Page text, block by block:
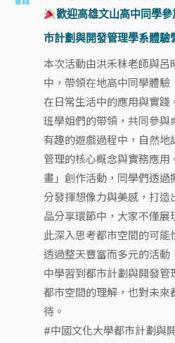
歡迎高雄文山高中同學
市計劃與開發管理學系體驗
本次活動由洪禾秣老師與
中，帶領在地高中同學體驗
在日常生活中的應用與實
班學姐們的帶領，共同參
有趣的遊戲過程中，自然
管理的核心概念與實務應
畫」創作活動，同學們透
分發揮想像力與美感，打
品分享環節中，大家不僅
此深入思考都市空間的可能
透過整天豐富而多元的活動
中學習到都市計劃與開發
都市空間的理解，也對未來
待。
#中國文化大學都市計劃與